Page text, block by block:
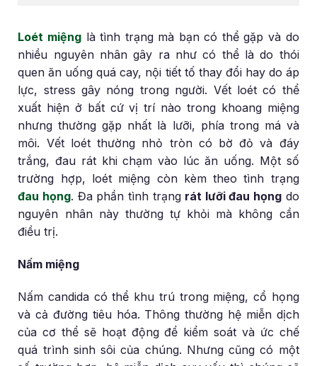
Loét miệng là tình trạng mà bạn có thể gặp và do
nhiều nguyên nhân gây ra như có thể là do thói
quen ăn uống quá cay, nội tiết tố thay đổi hay do áp
lực, stress gây nóng trong người. Vết loét có thể
xuất hiện ở bất cứ vị trí nào trong khoang miệng
nhưng thường gặp nhất là lưỡi, phía trong má và
môi. Vết loét thường nhỏ tròn có bờ đỏ và đáy
trắng, đau rát khi chạm vào lúc ăn uống. Một số
trường hợp, loét miệng còn kèm theo tình trạng
đau họng. Đa phần tình trạng rát lưỡi đau họngdo
nguyên nhân này thường tự khỏi mà không cần
điều trị.
Nấm miệng
Nấm candida có thể khu trú trong miệng, cổ họng
và cả đường tiêu hóa. Thông thường hệ miễn dịch
của cơ thể sẽ hoạt động để kiểm soát và ức chế
quá trình sinh sôi của chúng. Nhưng cũng có một